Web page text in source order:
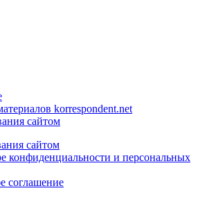
korrespondent.net
сайтом
сайтом
конфиденциальности и персональных
соглашение